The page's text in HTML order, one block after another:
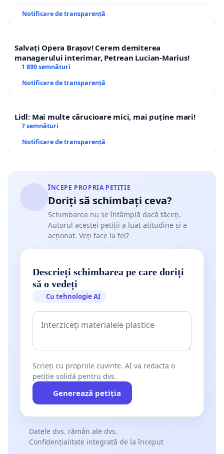
Notificare de transparență
Salvați Opera Brașov! Cerem demiterea
managerului interimar, Petrean Lucian-Marius!
1 890 semnături
Notificare de transparență
Lidl: Mai multe cărucioare mici, mai puține mari!
7 semnături
Notificare de transparență
ÎNCEPE PROPRIA PETIȚIE
Doriți să schimbați ceva?
Schimbarea nu se întâmplă dacă tăceți.
Autorul acestei petiții a luat atitudine și a
acționat. Veți face la fel?
Descrieți schimbarea pe care doriți
să o vedeți
Cu tehnologie AI
Scrieți cu propriile cuvinte. AI va redacta o
petiție solidă pentru dvs.
Generează petiția
Datele dvs. rămân ale dvs.
Confidențialitate integrată de la început